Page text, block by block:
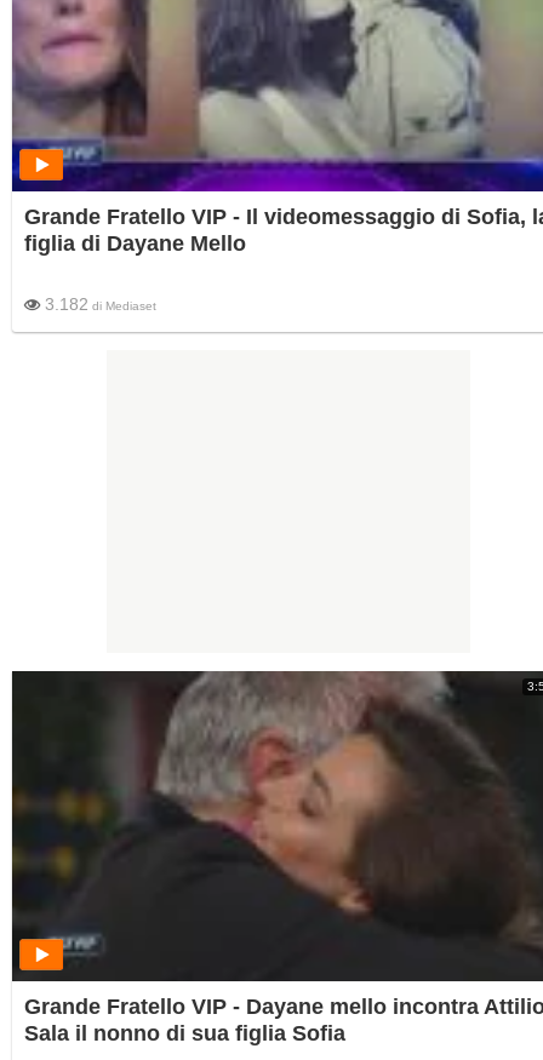
Grande Fratello VIP - Il videomessaggio di Sofia,
figlia di Dayane Mello
3.182 di Mediaset
Grande Fratello VIP - Dayane mello incontra
Sala il nonno di sua figlia Sofia